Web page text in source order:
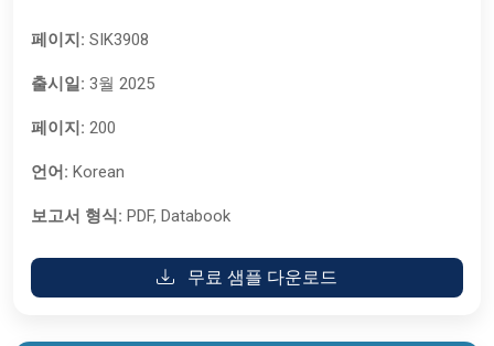
페이지: SIK3908
출시일: 3월 2025
페이지: 200
언어: Korean
보고서 형식: PDF, Databook
무료 샘플 다운로드